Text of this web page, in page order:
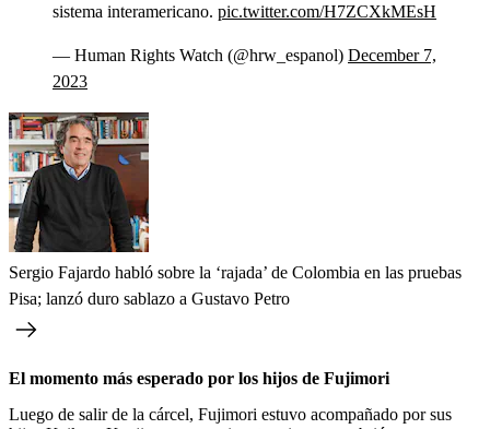
sistema interamericano. pic.twitter.com/H7ZCXkMEsH
— Human Rights Watch (@hrw_espanol) December 7,
2023
Sergio Fajardo habló sobre la ‘rajada’ de Colombia en las pruebas
Pisa; lanzó duro sablazo a Gustavo Petro
El momento más esperado por los hijos de Fujimori
Luego de salir de la cárcel, Fujimori estuvo acompañado por sus